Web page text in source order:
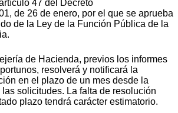
47 del Decreto
de 26 de enero, por el que se aprueba
de la Ley de la Función Pública de la
de Hacienda, previos los informes
resolverá y notificará la
en el plazo de un mes desde la
solicitudes. La falta de resolución
plazo tendrá carácter estimatorio.